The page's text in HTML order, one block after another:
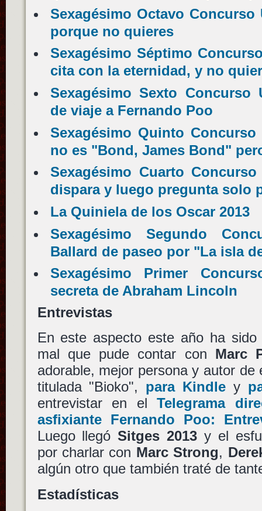
Sexagésimo Octavo
porque no quieres
Sexagésimo Séptimo
cita con la eternidad, y no
Sexagésimo Sexto
de viaje a Fernando Poo
Sexagésimo Quinto
no es "Bond, James Bond"
Sexagésimo Cuarto
dispara y luego pregunta solo
La Quiniela de los Oscar 2013
Sexagésimo Segundo
Ballard de paseo por "La isla
Sexagésimo Primer
secreta de Abraham Lincoln
Entrevistas
En este aspecto este año ha
mal que pude contar con Marc
adorable, mejor persona y autor de
titulada "Bioko", para Kindle y
entrevistar en elTelegrama
asfixiante Fernando Poo:
Luego llegóSitges 2013 y el
por charlar con Marc Strong,
algún otro que también traté de
Estadísticas